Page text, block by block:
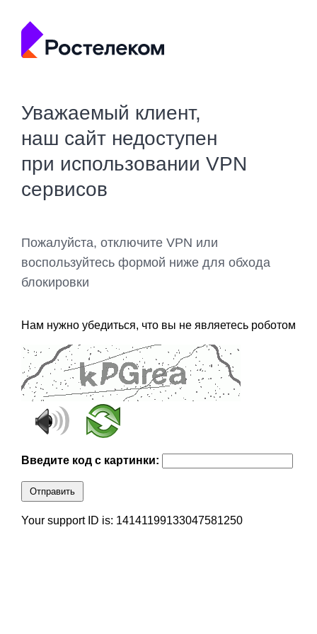
Уважаемый клиент,
наш сайт недоступен
при использовании VPN
сервисов
Пожалуйста, отключите VPN или
воспользуйтесь формой ниже для обхода
блокировки
Нам нужно убедиться, что вы не являетесь роботом
Введите код с картинки:
Отправить
Your support ID is: 14141199133047581250